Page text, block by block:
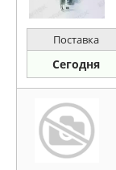
Поставка
Сегодня